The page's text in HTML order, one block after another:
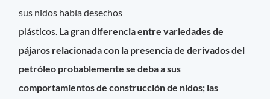
sus nidos había desechos
plásticos. La gran diferencia entre variedades de
pájaros relacionada con la presencia de derivados del
petróleo probablemente se deba a sus
comportamientos de construcción de nidos; las